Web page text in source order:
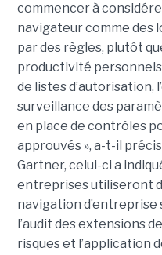
commencer à
navigateur comme des
par des règles, plutôt
productivité
de listes d’autorisation,
surveillance des
en place de contrôles
approuvés », a-t-il
Gartner, celui-ci a
entreprises utiliseront
navigation
l’audit des extensions
risques et l’application